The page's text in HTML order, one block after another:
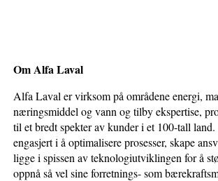
Om Alfa Laval
Alfa Laval er virksom på områdene energi,
næringsmiddel og vann og tilby ekspertise,
til et bredt spekter av kunder i et 100-tall land.
engasjert i å optimalisere prosesser, skape
ligge i spissen av teknologiutviklingen for å
oppnå så vel sine forretnings- som